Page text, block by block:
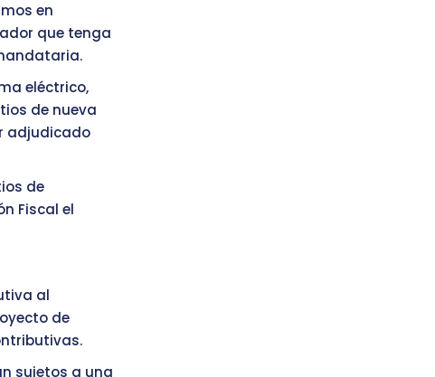
en
que tenga
eléctrico,
de nueva
adjudicado
de
Fiscal el
al
de
sujetos a una